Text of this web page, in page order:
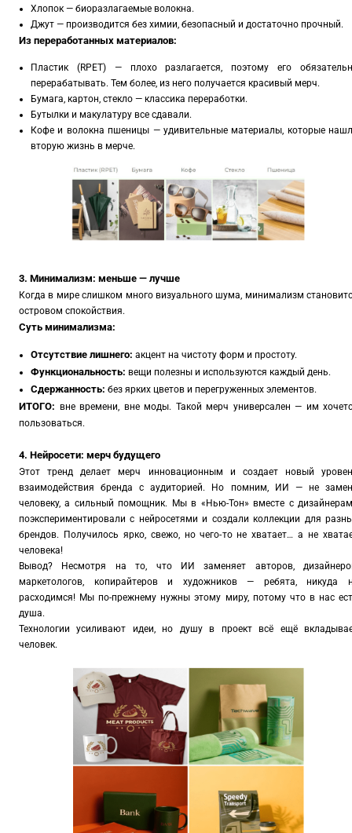
Хлопок — биоразлагаемые волокна.
Джут — производится без химии, безопасный и достаточно прочный.
Из переработанных материалов:
Пластик (RPET) — плохо разлагается, поэтому его
перерабатывать. Тем более, из него получается красивый мерч.
Бумага, картон, стекло — классика переработки.
Бутылки и макулатуру все сдавали.
Кофе и волокна пшеницы — удивительные материалы, которые
вторую жизнь в мерче.
3. Минимализм: меньше — лучше
Когда в мире слишком много визуального шума, минимализм
островом спокойствия.
Суть минимализма:
Отсутствие лишнего: акцент на чистоту форм и простоту.
Функциональность: вещи полезны и используются каждый день.
Сдержанность: без ярких цветов и перегруженных элементов.
ИТОГО: вне времени, вне моды. Такой мерч универсален — им
пользоваться.
4. Нейросети: мерч будущего
Этот тренд делает мерч инновационным и создает новый
взаимодействия бренда с аудиторией. Но помним, ИИ — не
человеку, а сильный помощник. Мы в «Нью-Тон» вместе с
поэкспериментировали с нейросетями и создали коллекции для
брендов. Получилось ярко, свежо, но чего-то не хватает… а не
человека!
Вывод? Несмотря на то, что ИИ заменяет авторов,
маркетологов, копирайтеров и художников — ребята, никуда
расходимся! Мы по-прежнему нужны этому миру, потому что в нас
душа.
Технологии усиливают идеи, но душу в проект всё ещё
человек.